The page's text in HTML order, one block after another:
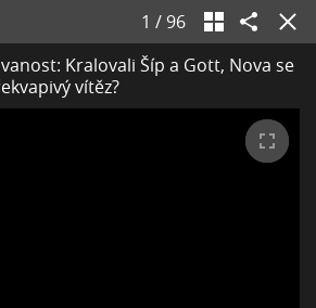
1 / 96
Kralovali Šíp a Gott, Nova se
vítěz?